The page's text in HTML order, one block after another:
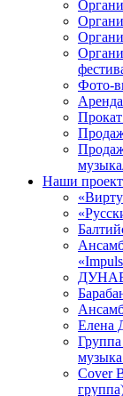
Фото-
Аренда
Наши
Елена
Cover